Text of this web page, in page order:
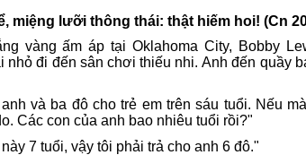
miệng lưỡi thông thái: thật hiếm hoi! (Cn
vàng ấm áp tại Oklahoma City, Bobby
đi đến sân chơi thiếu nhi. Anh đến quầy
và ba đô cho trẻ em trên sáu tuổi. Nếu
Các con của anh bao nhiêu tuổi rồi?"
7 tuổi, vậy tôi phải trả cho anh 6 đô."